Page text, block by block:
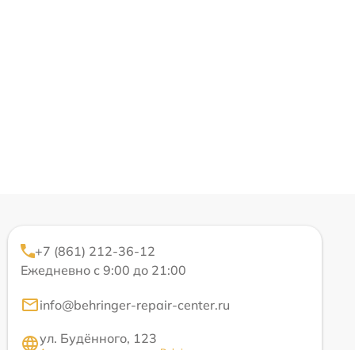
+7 (861) 212-36-12
Ежедневно с 9:00 до 21:00
info@behringer-repair-center.ru
ул. Будённого, 123